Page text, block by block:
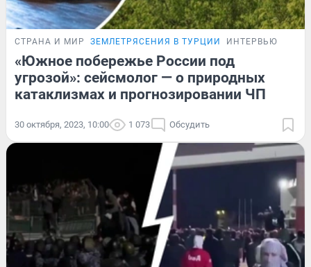
СТРАНА И МИР ЗЕМЛЕТРЯСЕНИЯ В ТУРЦИИ ИНТЕРВЬЮ
«Южное побережье России под
угрозой»: сейсмолог — о природных
катаклизмах и прогнозировании ЧП
30 октября, 2023, 10:00 1 073 Обсудить